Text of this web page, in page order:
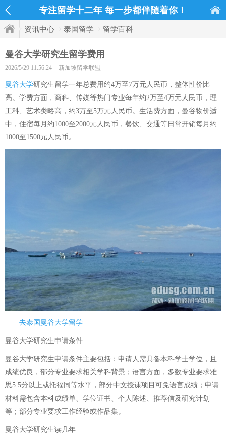
专注留学十二年 每一步都伴随着你！
资讯中心 泰国留学 留学百科
曼谷大学研究生留学费用
2026/5/29 11:56:24 新加坡留学联盟
曼谷大学研究生留学一年总费用约4万至7万元人民币，整体性价比
高。学费方面，商科、传媒等热门专业每年约2万至4万元人民币，理
工科、艺术类略高，约3万至5万元人民币。生活费方面，曼谷物价适
中，住宿每月约1000至2000元人民币，餐饮、交通等日常开销每月约
1000至1500元人民币。
去泰国曼谷大学留学
曼谷大学研究生申请条件
曼谷大学研究生申请条件主要包括：申请人需具备本科学士学位，且
成绩优良，部分专业要求相关学科背景；语言方面，多数专业要求雅
思5.5分以上或托福同等水平，部分中文授课项目可免语言成绩；申请
材料需包含本科成绩单、学位证书、个人陈述、推荐信及研究计划
等；部分专业要求工作经验或作品集。
曼谷大学研究生读几年